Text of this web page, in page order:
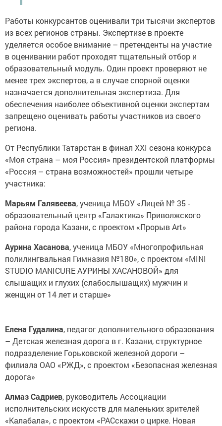
Работы конкурсантов оценивали три тысячи экспертов
из всех регионов страны. Экспертизе в проекте
уделяется особое внимание – претенденты на участие
в оценивании работ проходят тщательный отбор и
образовательный модуль. Один проект проверяют не
менее трех экспертов, а в случае спорной оценки
назначается дополнительная экспертиза. Для
обеспечения наиболее объективной оценки экспертам
запрещено оценивать работы участников из своего
региона.
От Республики Татарстан в финал XXI сезона конкурса
«Моя страна – моя Россия» президентской платформы
«Россия – страна возможностей» прошли четыре
участника:
Марьям Галявеева, ученица МБОУ «Лицей № 35 -
образовательный центр «Галактика» Приволжского
района города Казани, с проектом «Прорыв Art»
Аурина Хасанова, ученица МБОУ «Многопрофильная
полилингвальная Гимназия №180», с проектом «MINI
STUDIO MANICURE АУРИНЫ ХАСАНОВОЙ» для
слышащих и глухих (слабослышащих) мужчин и
женщин от 14 лет и старше»
Елена Гудалина, педагог дополнительного образования
– Детская железная дорога в г. Казани, структурное
подразделение Горьковской железной дороги –
филиала ОАО «РЖД», с проектом «Безопасная железная
дорога»
Алмаз Садриев, руководитель Ассоциации
исполнительских искусств для маленьких зрителей
«Калабала», с проектом «РАСскажи о цирке. Новая